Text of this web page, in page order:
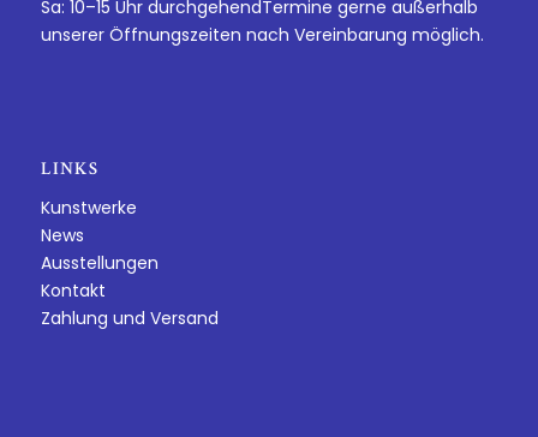
Sa: 10–15 Uhr durchgehendTermine gerne außerhalb
unserer Öffnungszeiten nach Vereinbarung möglich.
LINKS
Kunstwerke
News
Ausstellungen
Kontakt
Zahlung und Versand